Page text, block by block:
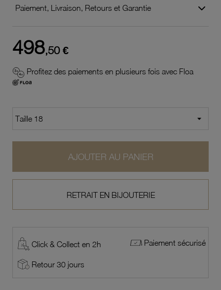
Paiement, Livraison, Retours et Garantie
498,50 €
Profitez des paiements en plusieurs fois avec Floa
AJOUTER AU PANIER
RETRAIT EN BIJOUTERIE
Click & Collect en 2h Paiement sécurisé
Retour 30 jours